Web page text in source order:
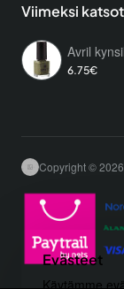
Evästeet
Käytämme
Viimeksi
Avril
6.75€
Copyright ©